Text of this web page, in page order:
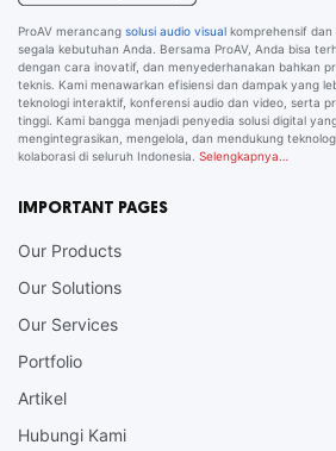
ProAV merancang solusi audio visual komprehensif
segala kebutuhan Anda. Bersama ProAV, Anda bisa
dengan cara inovatif, dan menyederhanakan bahkan
teknis. Kami menawarkan efisiensi dan dampak yang
teknologi interaktif, konferensi audio dan video, serta
tinggi. Kami bangga menjadi penyedia solusi digital
mengintegrasikan, mengelola, dan mendukung
kolaborasi di seluruh Indonesia. Selengkapnya…
IMPORTANT PAGES
Our Products
Our Solutions
Our Services
Portfolio
Artikel
Hubungi Kami